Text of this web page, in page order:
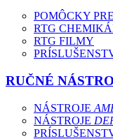
POMÔCKY
RTG
RTG FILMY
RUČNÉ
NÁSTROJE
NÁSTROJE